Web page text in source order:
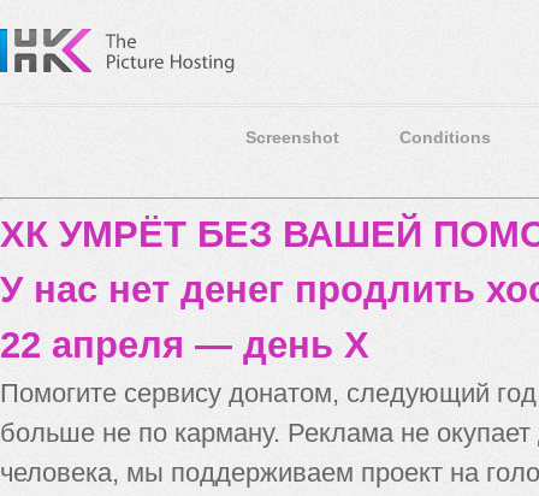
Screenshot Conditions
ХК УМРЁТ БЕЗ ВАШЕЙ
У нас нет денег продлить
22 апреля — день X
Помогите сервису донатом, следующий
больше не по карману. Реклама не
человека, мы поддерживаем проект на